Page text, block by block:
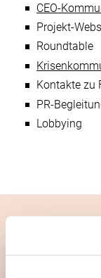
CEO-
Projekt-
Roundtable
Kontakte zu
PR-
Lobbying
IHR